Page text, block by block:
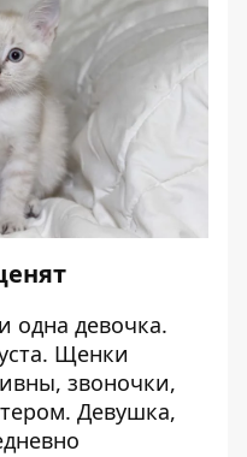
одна девочка.
Щенки
звоночки,
Девушка,